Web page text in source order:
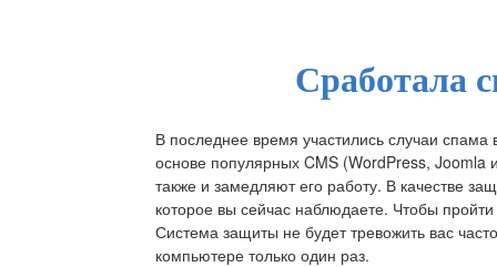
Сработала
В последнее время участились случаи
основе популярных CMS (WordPress, Joomla
также и замедляют его работу. В качестве
которое вы сейчас наблюдаете. Чтобы
Система защиты не будет тревожить вас
компьютере только один раз.